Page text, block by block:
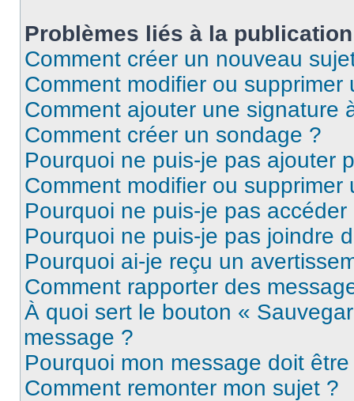
Problèmes liés à la
Comment créer un nouveau
Comment modifier ou supprimer
Comment ajouter une signature
Comment créer un sondage ?
Pourquoi ne puis-je pas ajouter
Comment modifier ou supprimer
Pourquoi ne puis-je pas
Pourquoi ne puis-je pas joindre
Pourquoi ai-je reçu un
Comment rapporter des
À quoi sert le bouton «
message ?
Pourquoi mon message doit
Comment remonter mon sujet ?